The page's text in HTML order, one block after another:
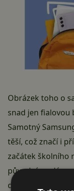
Obrázek toho o
snad jen
Samotný
těší, což značí i
začátek školního
původní
dokonce